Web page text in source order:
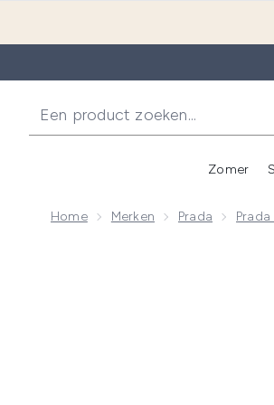
Zomer
Home Merken Prada